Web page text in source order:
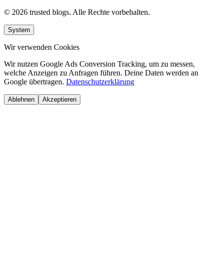
© 2026 trusted blogs. Alle Rechte vorbehalten.
System
Wir verwenden Cookies
Wir nutzen Google Ads Conversion Tracking, um zu messen,
welche Anzeigen zu Anfragen führen. Deine Daten werden an
Google übertragen. Datenschutzerklärung
Ablehnen Akzeptieren